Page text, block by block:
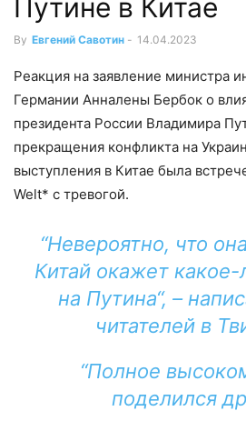
Путине в Китае
By Евгений Савотин - 14.04.2023
Реакция на заявление министра
Германии Анналены Бербок о
президента России Владимира
прекращения конфликта на
выступления в Китае была
Welt* с тревогой.
“Невероятно, что
Китай окажет
на Путина“, –
читателей в
“Полное
поделился